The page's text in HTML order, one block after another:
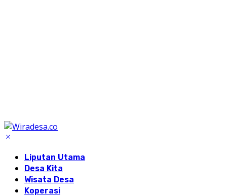
Liputan Utama
Desa Kita
Wisata Desa
Koperasi